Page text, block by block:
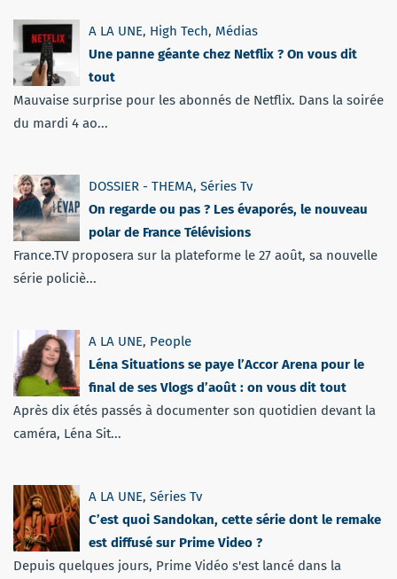
A LA UNE, High Tech, Médias
Une panne géante chez Netflix ? On vous dit
tout
Mauvaise surprise pour les abonnés de Netflix. Dans la soirée
du mardi 4 ao...
DOSSIER - THEMA, Séries Tv
On regarde ou pas ? Les évaporés, le nouveau
polar de France Télévisions
France.TV proposera sur la plateforme le 27 août, sa nouvelle
série policiè...
A LA UNE, People
Léna Situations se paye l’Accor Arena pour le
final de ses Vlogs d’août : on vous dit tout
Après dix étés passés à documenter son quotidien devant la
caméra, Léna Sit...
A LA UNE, Séries Tv
C’est quoi Sandokan, cette série dont le remake
est diffusé sur Prime Video ?
Depuis quelques jours, Prime Vidéo s'est lancé dans la